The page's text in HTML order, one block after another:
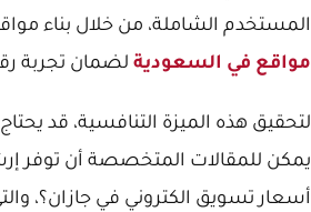
المستخدم الشاملة، من خلال بناء
مواقع في السعودية لضمان تجربة
لتحقيق هذه الميزة التنافسية، قد
يمكن للمقالات المتخصصة أن توفر
أسعار تسويق الكتروني في جازان؟،